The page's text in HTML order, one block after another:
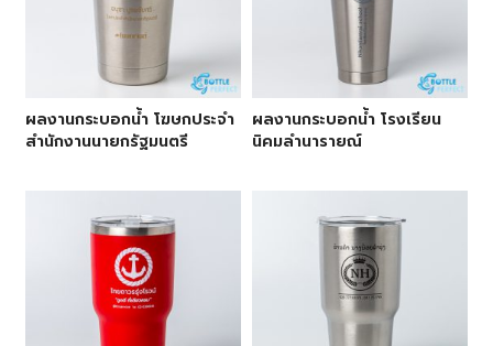
ผลงานกระบอกน้ำ โฆษกประจำ
สำนักงานนายกรัฐมนตรี
ผลงานกระบอกน้ำ โรงเรียน
นิคมลำนารายณ์